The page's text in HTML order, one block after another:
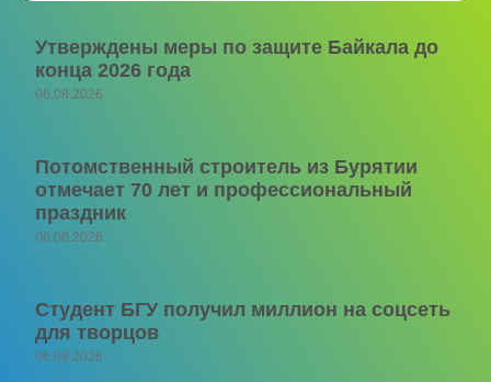
Утверждены меры по защите Байкала до
конца 2026 года
06.08.2026
Потомственный строитель из Бурятии
отмечает 70 лет и профессиональный
праздник
06.08.2026
Студент БГУ получил миллион на соцсеть
для творцов
06.08.2026